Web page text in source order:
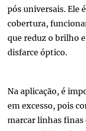
pós universais. Ele
cobertura,
que reduz o brilho
disfarce óptico.
Na aplicação, é
em excesso, pois
marcar linhas finas